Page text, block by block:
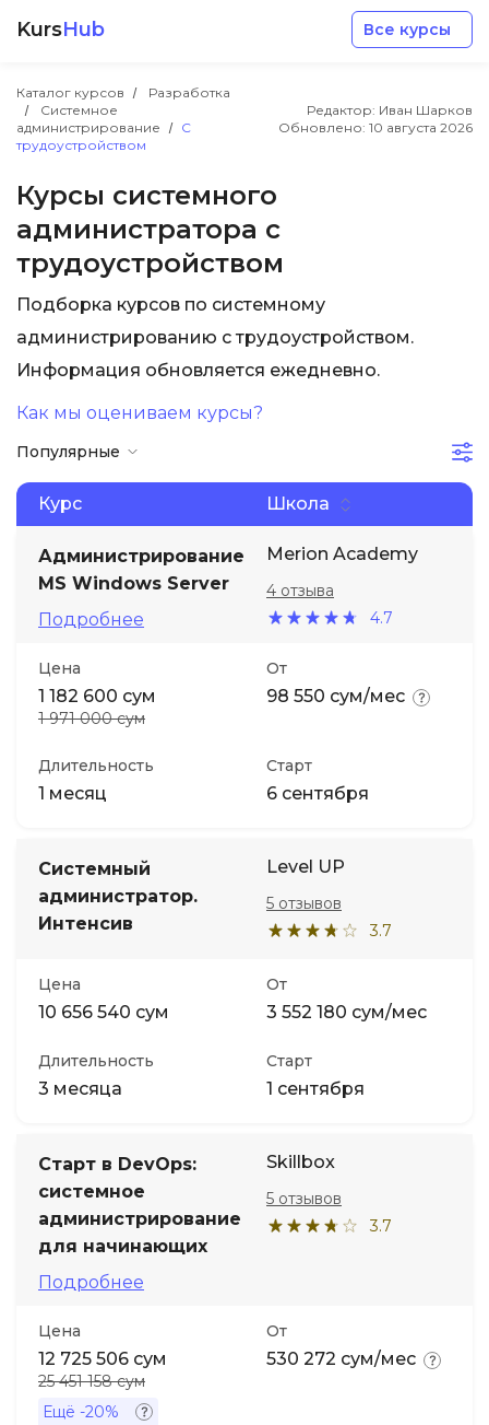
KursHub Все курсы
Каталог курсов
Разработка
Системное
администрирование
С
трудоустройством
Редактор: Иван Шарков
Обновлено: 10 августа 2026
Курсы системного
администратора с
трудоустройством
Подборка курсов по системному
администрированию с трудоустройством.
Информация обновляется ежедневно.
Как мы оцениваем курсы?
Популярные
Курс Школа
Администрирование
MS Windows Server
Подробнее
Merion Academy
4.7
4 отзыва
Цена
1 182 600 сум
1 971 000 сум
От
98 550 сум/мес
Длительность
1 месяц
Старт
6 сентября
Системный
администратор.
Интенсив
Level UP
3.7
5 отзывов
Цена
10 656 540 сум
От
3 552 180 сум/мес
Длительность
3 месяца
Старт
1 сентября
Старт в DevOps:
системное
администрирование
для начинающих
Подробнее
Skillbox
3.7
5 отзывов
Цена
12 725 506 сум
25 451 158 сум
Ещё -20%
От
530 272 сум/мес
Разработка
Маркетинг
Аналитика
Менеджмент
Иностранные языки
ДПО
Детям
Акции и промокоды